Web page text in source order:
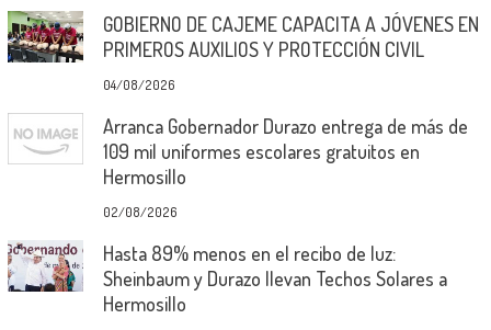
GOBIERNO DE CAJEME CAPACITA A JÓVENES EN
PRIMEROS AUXILIOS Y PROTECCIÓN CIVIL
04/08/2026
Arranca Gobernador Durazo entrega de más de
109 mil uniformes escolares gratuitos en
Hermosillo
02/08/2026
Hasta 89% menos en el recibo de luz:
Sheinbaum y Durazo llevan Techos Solares a
Hermosillo